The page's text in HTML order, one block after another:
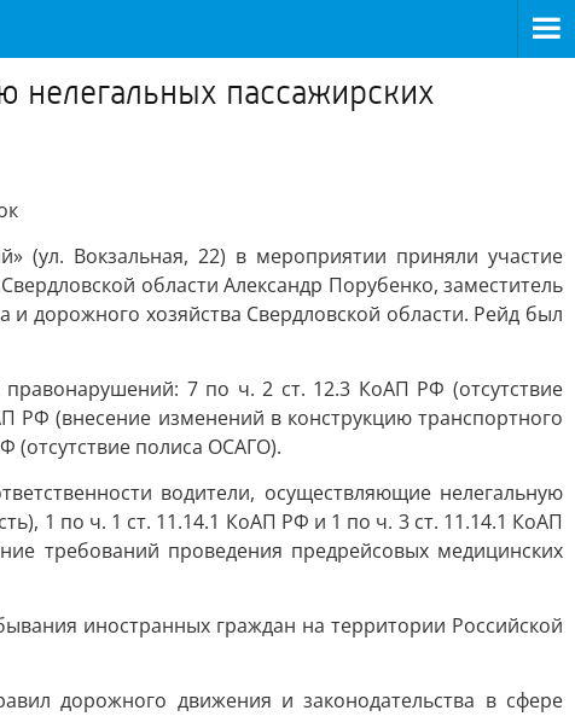
нелегальных пассажирских
(ул. Вокзальная, 22) в мероприятии приняли участие
области Александр Порубенко, заместитель
дорожного хозяйства Свердловской области. Рейд был
7 по ч. 2 ст. 12.3 КоАП РФ (отсутствие
РФ (внесение изменений в конструкцию транспортного
(отсутствие полиса ОСАГО).
водители, осуществляющие нелегальную
1 по ч. 1 ст. 11.14.1 КоАП РФ и 1 по ч. 3 ст. 11.14.1 КоАП
требований проведения предрейсовых медицинских
иностранных граждан на территории Российской
дорожного движения и законодательства в сфере